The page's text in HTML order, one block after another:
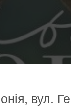
вул.